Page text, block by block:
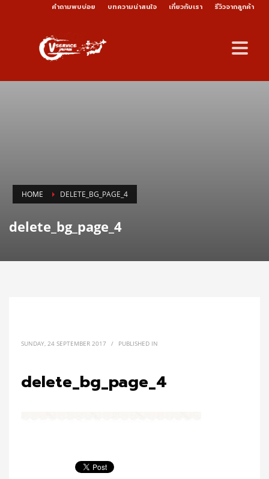
คำถามพบบ่อย บทความน่าสนใจ เกี่ยวกับเรา รีวิวจากลูกค้า
HOME DELETE_BG_PAGE_4
delete_bg_page_4
SUNDAY, 24 SEPTEMBER 2017 / PUBLISHED IN
delete_bg_page_4